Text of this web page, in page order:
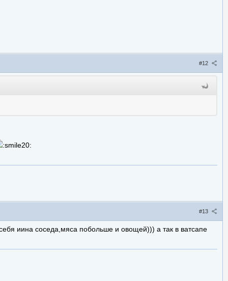
#12
#13
иина соседа,мяса побольше и овощей))) а так в ватсапе